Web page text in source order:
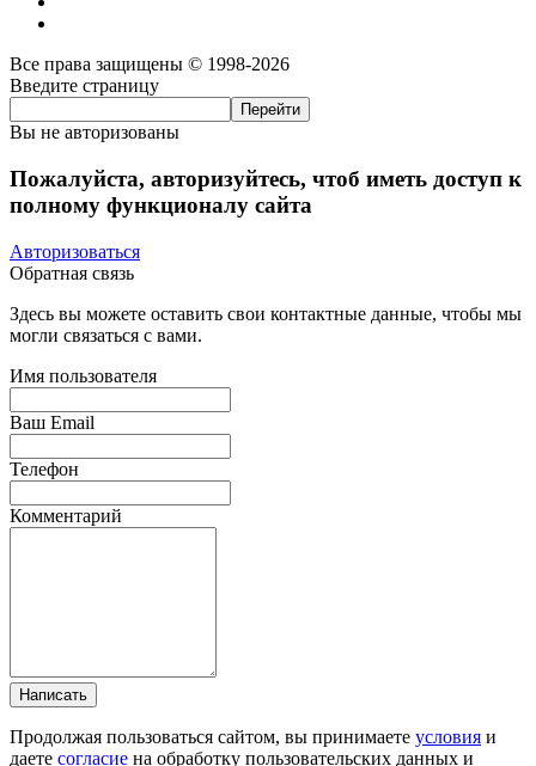
Все права защищены © 1998-2026
Введите страницу
Вы не авторизованы
Пожалуйста, авторизуйтесь, чтоб иметь доступ к
полному функционалу сайта
Авторизоваться
Обратная связь
Здесь вы можете оставить свои контактные данные, чтобы мы
могли связаться с вами.
Имя пользователя
Ваш Email
Телефон
Комментарий
Написать
Продолжая пользоваться сайтом, вы принимаете условия и
даете согласие на обработку пользовательских данных и